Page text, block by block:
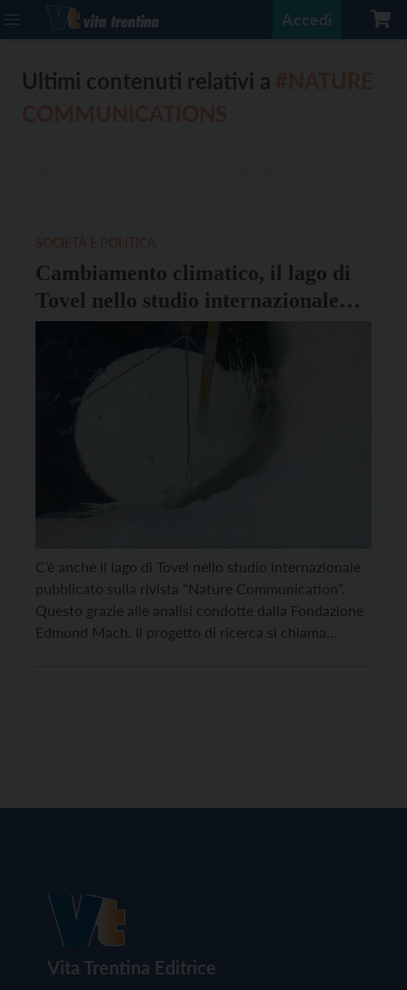
Accedi
Ultimi contenuti relativi a
Cambiamento climatico, il lago di
Tovel nello studio internazionale
pubblicato su “Nature
Communications”
C’è anche il lago di Tovel nello studio internazionale
pubblicato sulla rivista “Nature Communication”.
Questo grazie alle analisi condotte dalla Fondazione
Edmund Mach. Il progetto di ricerca si chiama
Vita Trentina Editrice